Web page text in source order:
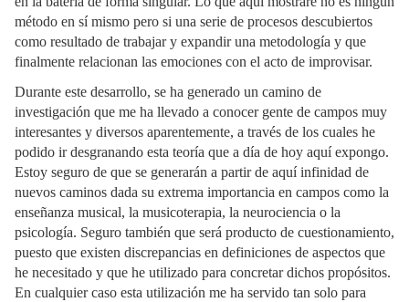
método en sí mismo pero si una serie de procesos descubiertos
como resultado de trabajar y expandir una metodología y que
finalmente relacionan las emociones con el acto de improvisar.
Durante este desarrollo, se ha generado un camino de
investigación que me ha llevado a conocer gente de campos muy
interesantes y diversos aparentemente, a través de los cuales he
podido ir desgranando esta teoría que a día de hoy aquí expongo.
Estoy seguro de que se generarán a partir de aquí infinidad de
nuevos caminos dada su extrema importancia en campos como la
enseñanza musical, la musicoterapia, la neurociencia o la
psicología. Seguro también que será producto de cuestionamiento,
puesto que existen discrepancias en definiciones de aspectos que
he necesitado y que he utilizado para concretar dichos propósitos.
En cualquier caso esta utilización me ha servido tan solo para